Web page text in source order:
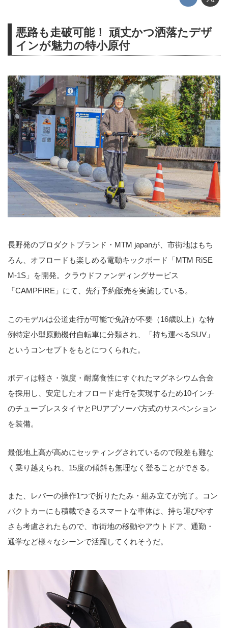
悪路も走破可能！ 頑丈かつ洒落たデザ
インが魅力の特小原付
長野発のプロダクトブランド・MTM japanが、市街地はもち
ろん、オフロードも楽しめる電動キックボード「MTM RiSE
M-1S」を開発。クラウドファンディングサービス
「CAMPFIRE」にて、先行予約販売を実施している。
このモデルは公道走行が可能で免許が不要（16歳以上）な特
例特定小型原動機付自転車に分類され、「持ち運べるSUV」
というコンセプトをもとにつくられた。
ボディは軽さ・強度・耐腐食性にすぐれたマグネシウム合金
を採用し、安定したオフロード走行を実現するため10インチ
のチューブレスタイヤとPUアブソーバ方式のサスペンション
を装備。
最低地上高が高めにセッティングされているので段差も難な
く乗り越えられ、15度の傾斜も無理なく登ることができる。
また、レバーの操作1つで折りたたみ・組み立てが完了。コン
パクトカーにも積載できるスマートな車体は、持ち運びやす
さも考慮されたもので、市街地の移動やアウトドア、通勤・
通学など様々なシーンで活躍してくれそうだ。